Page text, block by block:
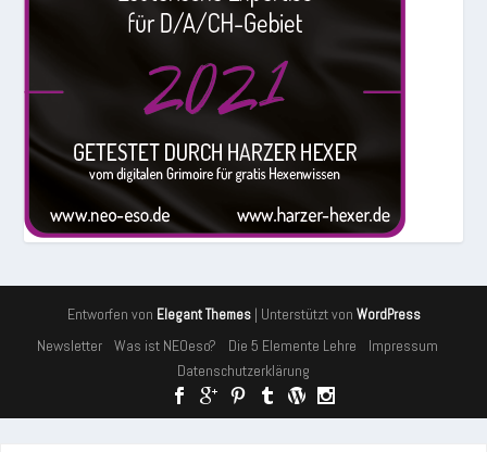
Entworfen von Elegant Themes| Unterstützt von WordPress
Newsletter Was ist NEOeso? Die 5 Elemente Lehre
Impressum
Datenschutzerklärung